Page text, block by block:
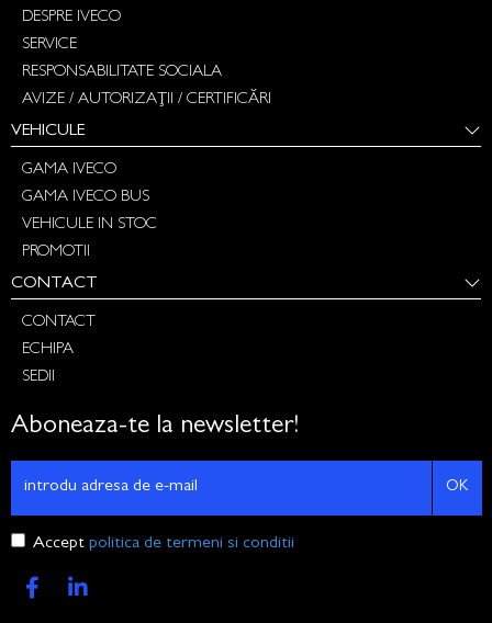
DESPRE IVECO
SERVICE
RESPONSABILITATE SOCIALA
AVIZE / AUTORIZAȚII / CERTIFICĂRI
VEHICULE
GAMA IVECO
GAMA IVECO BUS
VEHICULE IN STOC
PROMOTII
CONTACT
CONTACT
ECHIPA
SEDII
Aboneaza-te la newsletter!
OK
Accept politica de termeni si conditii